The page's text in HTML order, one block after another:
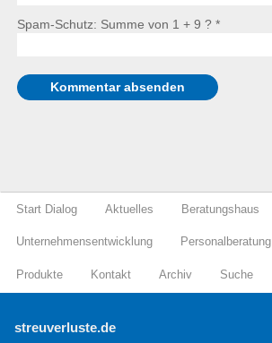
Spam-Schutz: Summe von 1 + 9 ? *
Start Dialog Aktuelles Beratungshaus
Unternehmensentwicklung Personalberatung
Produkte Kontakt Archiv Suche
streuverluste.de